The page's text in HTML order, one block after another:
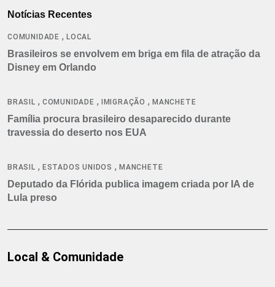
Notícias Recentes
COMUNIDADE , LOCAL
Brasileiros se envolvem em briga em fila de atração da
Disney em Orlando
BRASIL , COMUNIDADE , IMIGRAÇÃO ,MANCHETE
Família procura brasileiro desaparecido durante
travessia do deserto nos EUA
BRASIL , ESTADOS UNIDOS ,MANCHETE
Deputado da Flórida publica imagem criada por IA de
Lula preso
Local & Comunidade